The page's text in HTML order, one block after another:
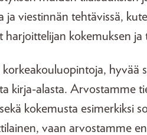
ja viestinnän tehtävissä,
kokemuksen ja
hyvää
kirja-alasta. Arvostamme
kokemusta esimerkiksi
vaan arvostamme